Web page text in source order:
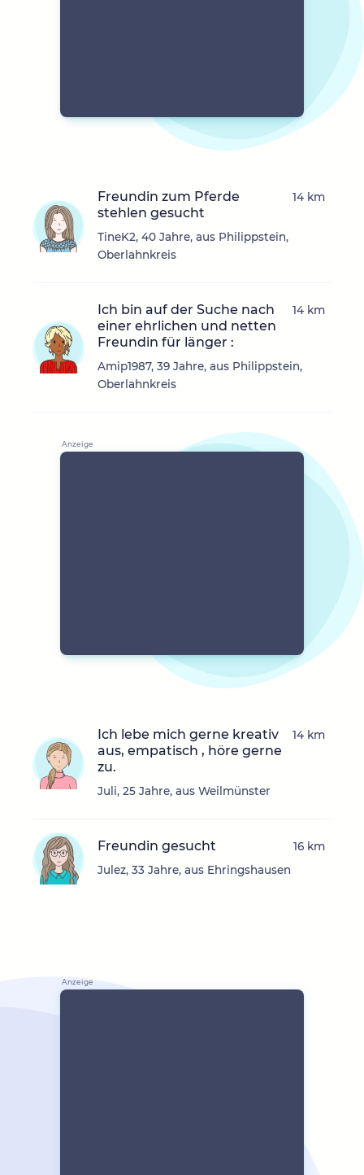
Freundin zum Pferde
stehlen gesucht
TineK2, 40 Jahre, aus Philippstein,
Oberlahnkreis
14 km
Ich bin auf der Suche nach
einer ehrlichen und netten
Freundin für länger :
Amip1987, 39 Jahre, aus Philippstein,
Oberlahnkreis
14 km
Ich lebe mich gerne kreativ
aus, empatisch , höre gerne
zu.
Juli, 25 Jahre, aus Weilmünster
14 km
Freundin gesucht
Julez, 33 Jahre, aus Ehringshausen
16 km